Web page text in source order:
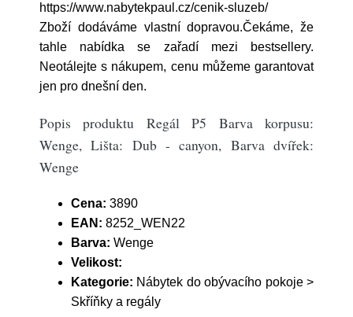
https://www.nabytekpaul.cz/cenik-sluzeb/
Zboží dodáváme vlastní dopravou.Čekáme, že
tahle nabídka se zařadí mezi bestsellery.
Neotálejte s nákupem, cenu můžeme garantovat
jen pro dnešní den.
Popis produktu Regál P5 Barva korpusu:
Wenge, Lišta: Dub - canyon, Barva dvířek:
Wenge
Cena: 3890
EAN: 8252_WEN22
Barva: Wenge
Velikost:
Kategorie: Nábytek do obývacího pokoje >
Skříňky a regály